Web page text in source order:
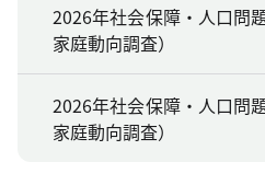
2026年社会保障・人口問
家庭動向調査）
2026年社会保障・人口問
家庭動向調査）